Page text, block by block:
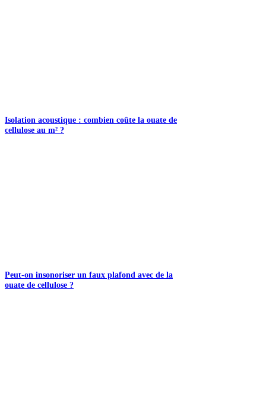
Isolation acoustique : combien coûte la ouate de
cellulose au m² ?
Peut-on insonoriser un faux plafond avec de la
ouate de cellulose ?